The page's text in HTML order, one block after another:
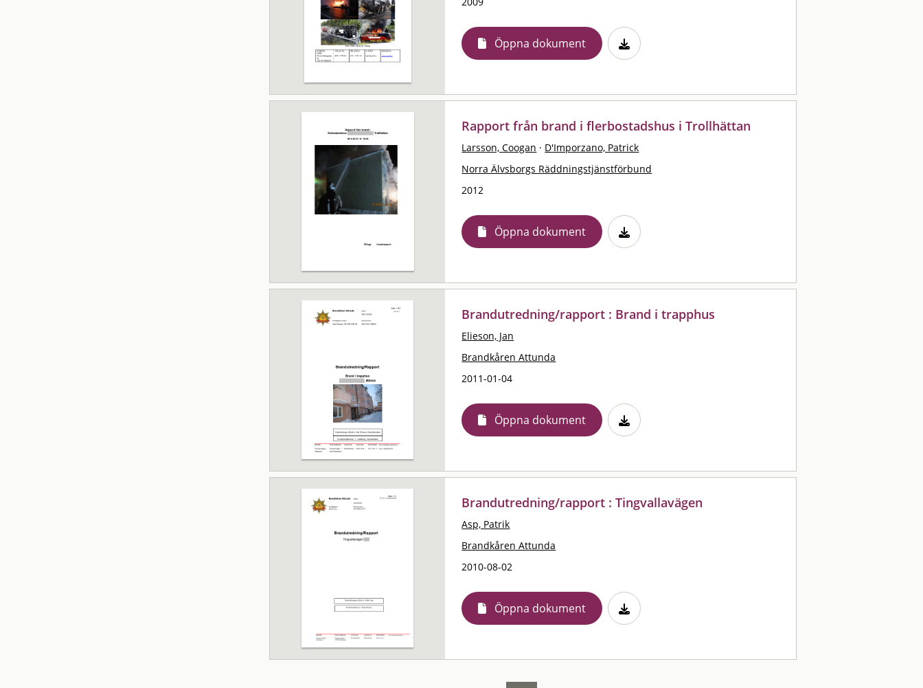
Öppna dokument
Rapport från brand i flerbostadshus i Trollhättan
Larsson, Coogan · D'Imporzano, Patrick
Norra Älvsborgs Räddningstjänstförbund
2012
Öppna dokument
Brandutredning/rapport : Brand i trapphus
Elieson, Jan
Brandkåren Attunda
2011-01-04
Öppna dokument
Brandutredning/rapport : Tingvallavägen
Asp, Patrik
Brandkåren Attunda
2010-08-02
Öppna dokument